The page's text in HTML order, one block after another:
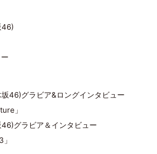
46)
坂46)グラビア&ロングインタビュー
」
46)グラビア＆インタビュー